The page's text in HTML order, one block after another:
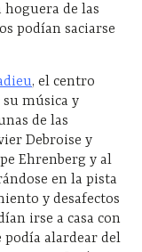
hoguera de las
podían saciarse
, el centro
música y
de las
Debroise y
Ehrenberg y al
en la pista
y desafectos
irse a casa con
podía alardear del